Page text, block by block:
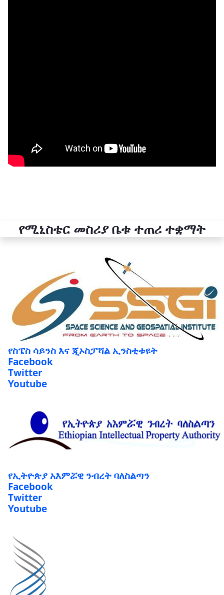
የሚኒስቴር መስሪያ ቤቱ ተጠሪ ተቋማት
የስፔስ ሳይንስ እና ጂኦስፓሻል ኢንስቲቱዩት
Facebook
Twitter
Youtube
የኢትዮጵያ አእምሯዊ ንብረት ባለስልጣን
Facebook
Twitter
Youtube